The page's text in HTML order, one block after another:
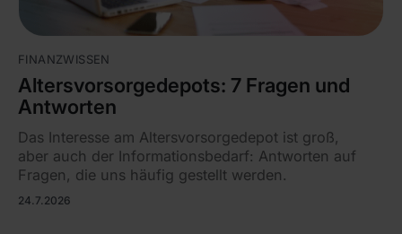
FINANZWISSEN
Altersvorsorgedepots: 7 Fragen und
Antworten
Das Interesse am Altersvorsorgedepot ist groß,
aber auch der Informationsbedarf: Antworten auf
Fragen, die uns häufig gestellt werden.
24.7.2026